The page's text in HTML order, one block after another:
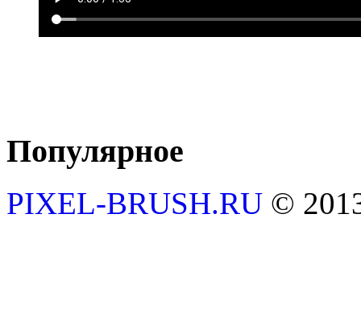
Популярное
PIXEL-BRUSH.RU ©